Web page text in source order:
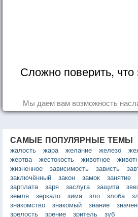
Сложно поверить, что
Мы даем вам возможность
САМЫЕ ПОПУЛЯРНЫЕ ТЕМЫ
жалость
жара желание железо
жертва
жестокость животное
жизненное
зависимость зависть
заключённый
закон замок занятие
зарплата
заря заслуга защита
земля
зеркало зима зло злоба
знакомство
знакомый знание
зрелость
зрение зритель зуб